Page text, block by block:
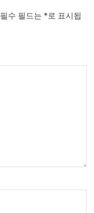
필수 필드는 * 로 표시됩